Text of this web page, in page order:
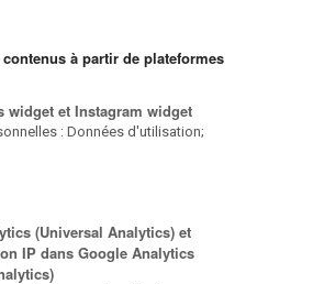
à partir de plateformes
widget et Instagram widget
: Données d'utilisation;
(Universal Analytics) et
IP dans Google Analytics